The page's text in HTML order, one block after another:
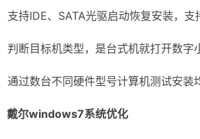
持IDE、SATA光驱启动恢复安装，支
断目标机类型，是台式机就打开数字
过数台不同硬件型号计算机测试安装
戴尔windows7系统优化